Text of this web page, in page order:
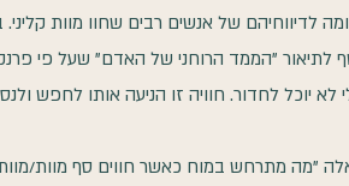
לדיווחיהם של אנשים רבים שחוו מוות
לתיאור "הממד הרוחני של האדם" שעל פי
יוכל לחדור. חוויה זו הניעה אותו לחפש
"מה מתרחש במוח כאשר חווים סף מוות/מוות